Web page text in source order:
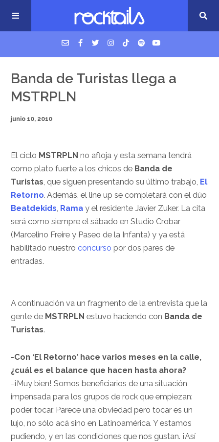
USM Podcast
Cigarrillos en la cama
Banda de Turistas llega a
MSTRPLN
junio 10, 2010
El ciclo MSTRPLN no afloja y esta semana tendrá
como plato fuerte a los chicos de Banda de
Turistas, que siguen presentando su último trabajo, El
Retorno. Además, el line up se completará con el dúo
Beatdekids, Rama y el residente Javier Zuker. La cita
será como siempre el sábado en Studio Crobar
(Marcelino Freire y Paseo de la Infanta) y ya está
habilitado nuestroconcurso por dos pares de
entradas.
A continuación va un fragmento de la entrevista que la
gente de MSTRPLN estuvo haciendo con Banda de
Turistas.
-Con ‘El Retorno’ hace varios meses en la calle,
¿cuál es el balance que hacen hasta ahora?
-¡Muy bien! Somos beneficiarios de una situación
impensada para los grupos de rock que empiezan:
poder tocar. Parece una obviedad pero tocar es un
lujo, no sólo acá sino en Latinoamérica. Y estamos
pudiendo, y en las condiciones que nos gustan. ¡Así